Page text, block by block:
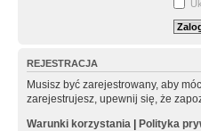
REJESTRACJA
Musisz być zarejestrowany, aby
zarejestrujesz, upewnij się, że
Warunki korzystania | Polityka